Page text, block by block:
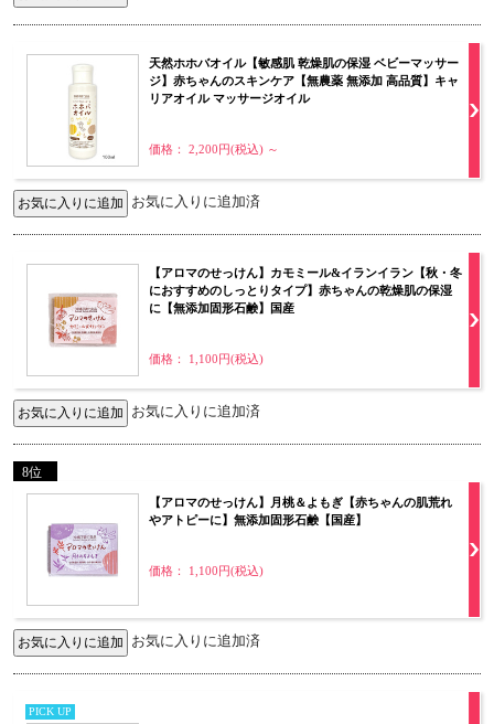
天然ホホバオイル【敏感肌 乾燥肌の保湿 ベビーマッサー
ジ】赤ちゃんのスキンケア【無農薬 無添加 高品質】キャ
リアオイル マッサージオイル
価格： 2,200円(税込) ～
お気に入りに追加済
【アロマのせっけん】カモミール&イランイラン【秋・冬
におすすめのしっとりタイプ】赤ちゃんの乾燥肌の保湿
に【無添加固形石鹸】国産
価格： 1,100円(税込)
お気に入りに追加済
8位
【アロマのせっけん】月桃＆よもぎ【赤ちゃんの肌荒れ
やアトピーに】無添加固形石鹸【国産】
価格： 1,100円(税込)
お気に入りに追加済
PICK UP